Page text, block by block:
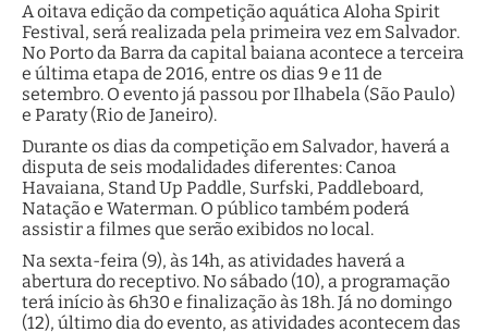
A oitava edição da competição aquática Aloha Spirit
Festival, será realizada pela primeira vez em Salvador.
No Porto da Barra da capital baiana acontece a terceira
e última etapa de 2016, entre os dias 9 e 11 de
setembro. O evento já passou por Ilhabela (São Paulo)
e Paraty (Rio de Janeiro).
Durante os dias da competição em Salvador, haverá a
disputa de seis modalidades diferentes: Canoa
Havaiana, Stand Up Paddle, Surfski, Paddleboard,
Natação e Waterman. O público também poderá
assistir a filmes que serão exibidos no local.
Na sexta-feira (9), às 14h, as atividades haverá a
abertura do receptivo. No sábado (10), a programação
terá início às 6h30 e finalização às 18h. Já no domingo
(12), último dia do evento, as atividades acontecem das